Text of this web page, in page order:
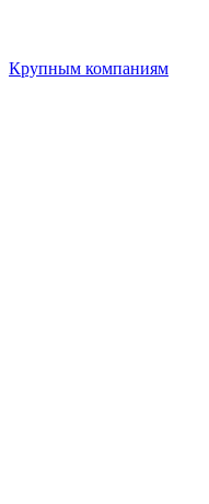
Крупным компаниям